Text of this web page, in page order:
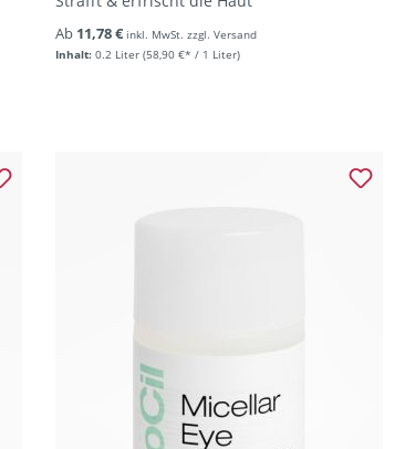
Inhalt: 0.2 Liter (58,90 €* / 1 Liter)
Ab 11,78 € inkl. MwSt. zzgl. Versand